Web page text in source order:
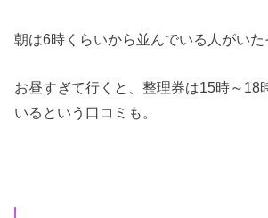
朝は6時くらいから並んでいる人がいた
お昼すぎて行くと、整理券は15時～18
いるという口コミも。